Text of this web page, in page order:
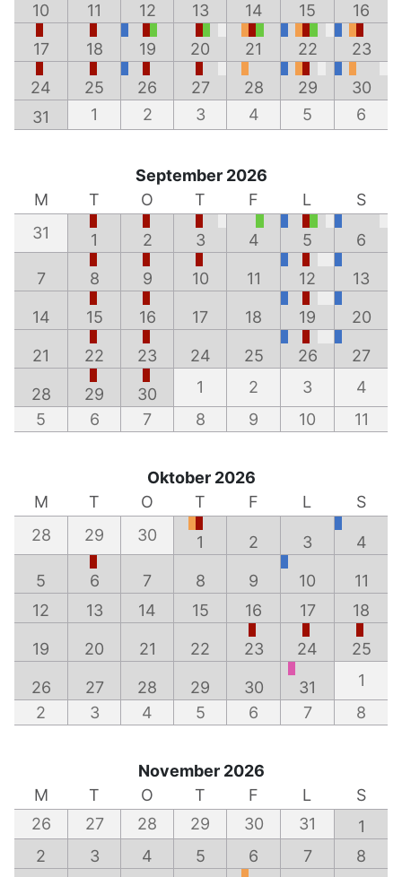
10 11 12 13 14 15 16
17 18 19 20 21 22 23
24 25 26 27 28 29
30
31
1 2 3 4 5 6
September 2026
M
T O T F L
S
31
1 2 3 4 5 6
7 8 9 10 11 12 13
14 15 16 17 18 19 20
21 22 23 24 25 26 27
28 29 30 1 2 3
4
5
6 7 8 9 10 11
Oktober 2026
M
T O T F L
S
28
29 30 1 2 3 4
5 6 7 8 9 10
11
12
13 14 15 16 17 18
19 20 21 22 23 24 25
26 27 28 29 30 31
1
2
3 4 5 6 7 8
November 2026
M
T O T F L
S
26
27 28 29 30 31
1
2
3 4 5 6 7 8